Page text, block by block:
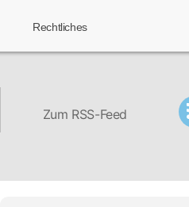
Rechtliches
Zum RSS-Feed